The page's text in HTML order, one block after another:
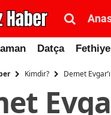
Datça Fethiye
Kimdir? Demet